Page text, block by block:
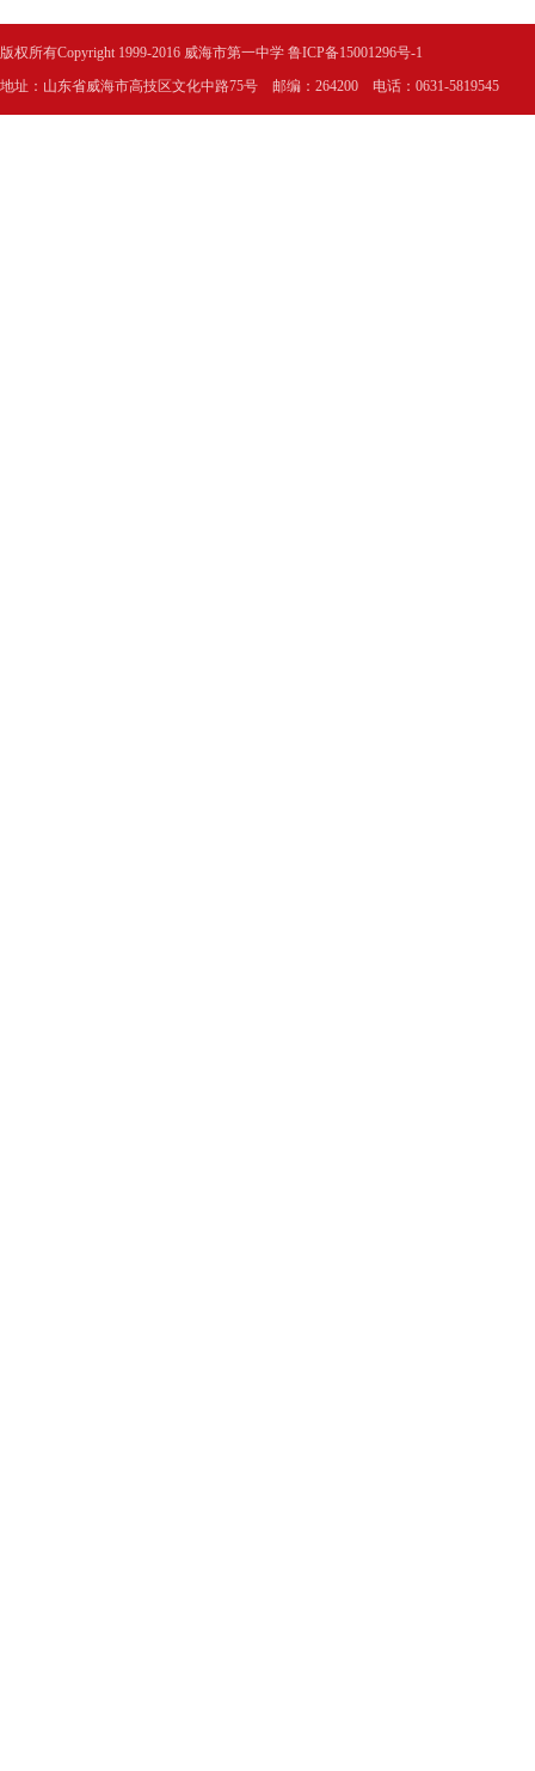
版权所有Copyright 1999-2016 威海市第一中学 鲁ICP备15001296号-1
地址：山东省威海市高技区文化中路75号 邮编：264200 电话：0631-5819545